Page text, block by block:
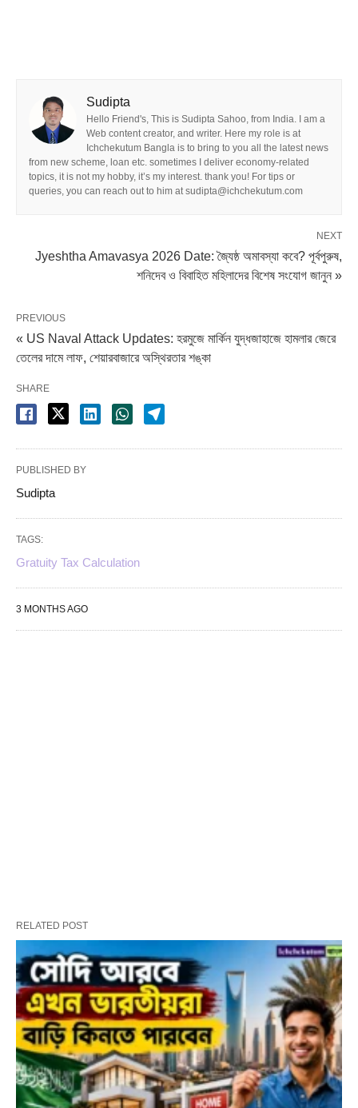
Sudipta
Hello Friend's, This is Sudipta Sahoo, from India. I am a
Web content creator, and writer. Here my role is at
Ichchekutum Bangla is to bring to you all the latest news
from new scheme, loan etc. sometimes I deliver economy-related
topics, it is not my hobby, it’s my interest. thank you! For tips or
queries, you can reach out to him at sudipta@ichchekutum.com
NEXT
Jyeshtha Amavasya 2026 Date: জ্যৈষ্ঠ অমাবস্যা কবে? পূর্বপুরুষ,
শনিদেব ও বিবাহিত মহিলাদের বিশেষ সংযোগ জানুন »
PREVIOUS
« US Naval Attack Updates: হরমুজে মার্কিন যুদ্ধজাহাজে হামলার জেরে
তেলের দামে লাফ, শেয়ারবাজারে অস্থিরতার শঙ্কা
SHARE
PUBLISHED BY
Sudipta
TAGS:
Gratuity Tax Calculation
3 MONTHS AGO
RELATED POST